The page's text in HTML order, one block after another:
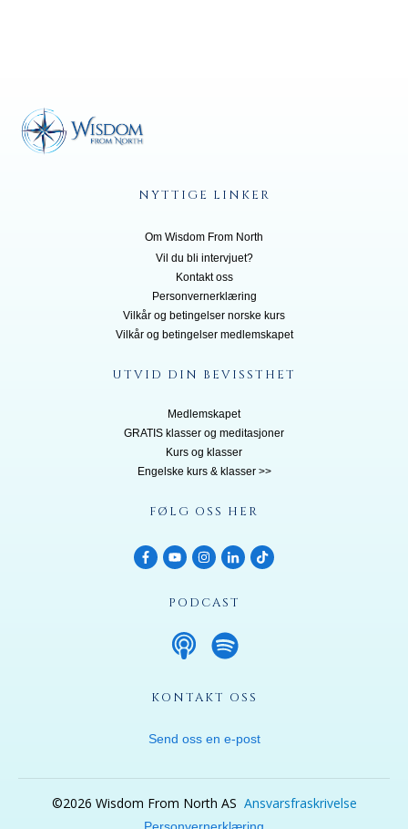
NYTTIGE LINKER
Om Wisdom From North
Vil du bli intervjuet?
Kontakt oss
Personvernerklæring
Vilkår og betingelser norske kurs
Vilkår og betingelser medlemskapet
UTVID DIN BEVISSTHET
Medlemskapet
GRATIS klasser og meditasjoner
Kurs og klasser
Engelske kurs & klasser >>
FØLG OSS HER
PODCAST
KONTAKT OSS
Send oss en e-post
©2026 Wisdom From North AS Ansvarsfraskrivelse